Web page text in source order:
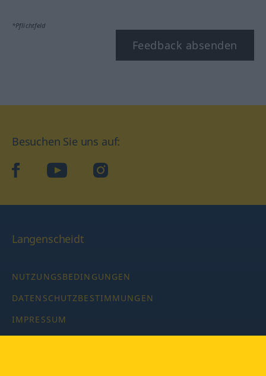
*Pflichtfeld
Feedback absenden
Besuchen Sie uns auf:
facebookYouTube Instagram
Langenscheidt
NUTZUNGSBEDINGUNGEN
DATENSCHUTZBESTIMMUNGEN
IMPRESSUM